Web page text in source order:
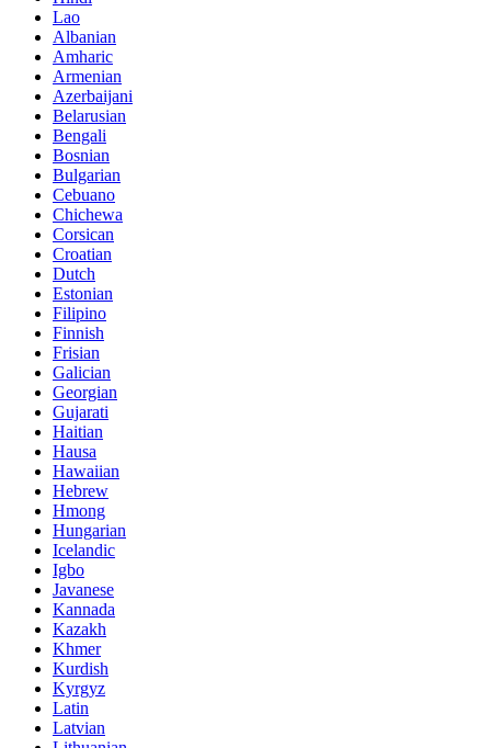
Lao
Albanian
Amharic
Armenian
Azerbaijani
Belarusian
Bengali
Bosnian
Bulgarian
Cebuano
Chichewa
Corsican
Croatian
Dutch
Estonian
Filipino
Finnish
Frisian
Galician
Georgian
Gujarati
Haitian
Hausa
Hawaiian
Hebrew
Hmong
Hungarian
Icelandic
Igbo
Javanese
Kannada
Kazakh
Khmer
Kurdish
Kyrgyz
Latin
Latvian